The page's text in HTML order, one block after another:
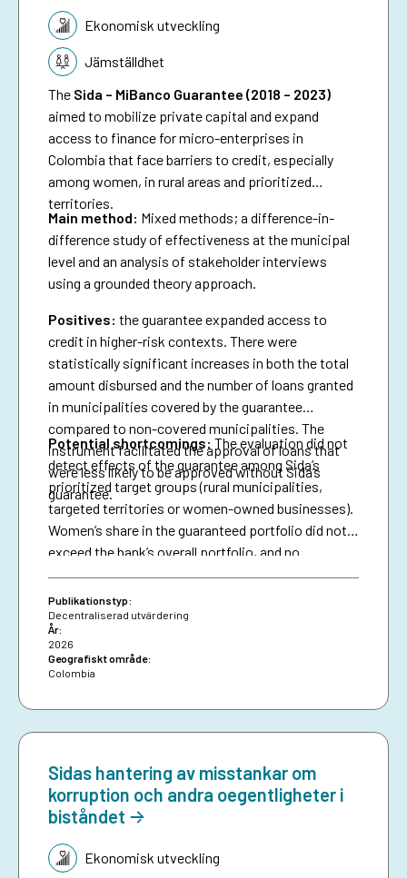
Tematik:Ekonomisk utveckling
Jämställdhet
The Sida – MiBanco Guarantee (2018 – 2023)
aimed to mobilize private capital and expand
access to finance for micro-enterprises in
Colombia that face barriers to credit, especially
among women, in rural areas and prioritized
territories.
Main method: Mixed methods; a difference-in-
difference study of effectiveness at the municipal
level and an analysis of stakeholder interviews
using a grounded theory approach.
Positives: the guarantee expanded access to
credit in higher-risk contexts. There were
statistically significant increases in both the total
amount disbursed and the number of loans granted
in municipalities covered by the guarantee
compared to non-covered municipalities. The
instrument facilitated the approval of loans that
were less likely to be approved without Sida’s
guarantee.
Potential shortcomings: The evaluation did not
detect effects of the guarantee among Sida’s
prioritized target groups (rural municipalities,
targeted territories or women-owned businesses).
Women’s share in the guaranteed portfolio did not
exceed the bank’s overall portfolio, and no
attributable effects were identified on the
proportion of loans granted to women.
Publikationstyp:
Decentraliserad utvärdering
År:
2026
Geografiskt område:
Colombia
Sidas hantering av misstankar om
korruption och andra oegentligheter i
biståndet
Tematik:Ekonomisk utveckling